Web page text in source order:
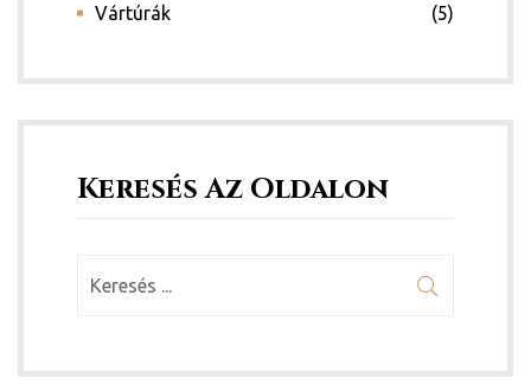
Vártúrák (5)
Keresés Az Oldalon